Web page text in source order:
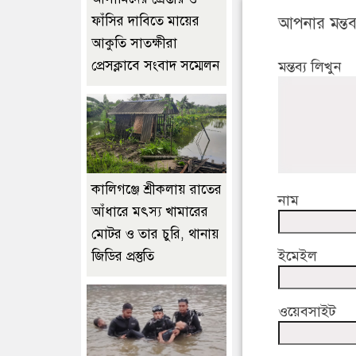
আপনার
মন্তব্য লিখুন
নাম
ইমেইল
ওয়েবসাইট
ফাঁসির দাবিতে মায়ের
আকুতি সাতক্ষীরা
প্রেসক্লাবে সংবাদ সম্মেলন
কালিগঞ্জে শ্রীকলায় রাতের
আঁধারে মৎস্য খামারের
মোটর ও তার চুরি, থানায়
জিডির প্রস্তুতি